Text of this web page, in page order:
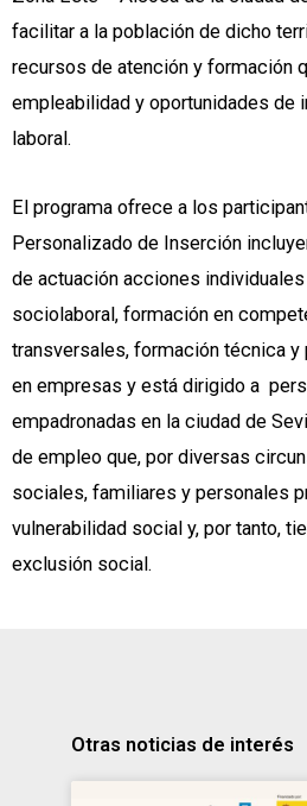
facilitar a la población de dicho
recursos de atención y formación
empleabilidad y oportunidades de
laboral.
El programa ofrece a los
Personalizado de Inserción
de actuación acciones
sociolaboral, formación en
transversales, formación técnica
en empresas y está dirigido a
empadronadas en la ciudad de
de empleo que, por diversas
sociales, familiares y personales
vulnerabilidad social y, por tanto,
exclusión social.
Otras noticias de interés